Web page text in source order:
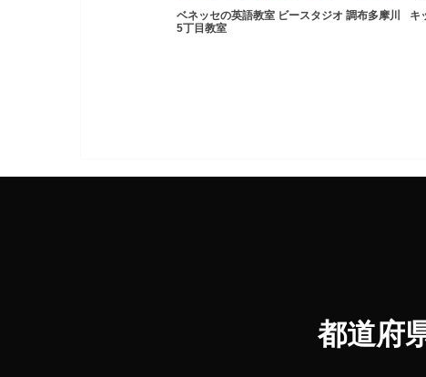
ベネッセの英語教室 ビースタジオ 調布多摩川
5丁目教室
キ
都道府